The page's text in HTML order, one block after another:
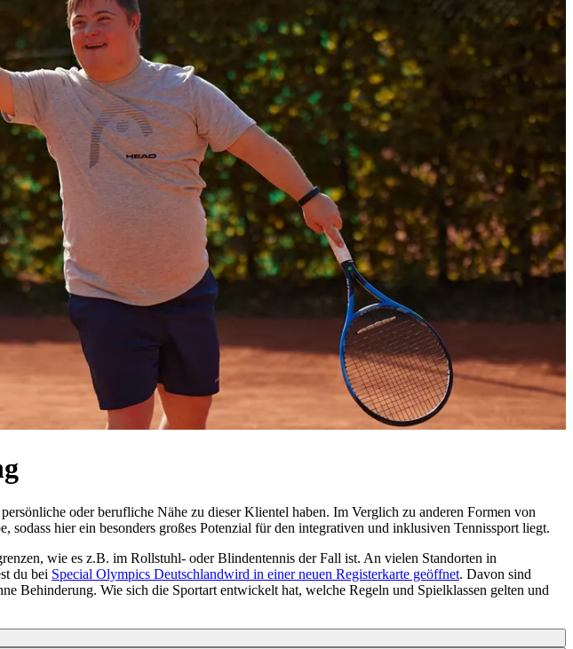
oder berufliche Nähe zu dieser Klientel haben. Im Verglich zu anderen Formen von
hier ein besonders großes Potenzial für den integrativen und inklusiven Tennissport liegt.
wie es z.B. im Rollstuhl- oder Blindentennis der Fall ist. An vielen Standorten in
du bei Special Olympics Deutschlandwird in einer neuen Registerkarte geöffnet. Davon sind
Behinderung. Wie sich die Sportart entwickelt hat, welche Regeln und Spielklassen gelten und